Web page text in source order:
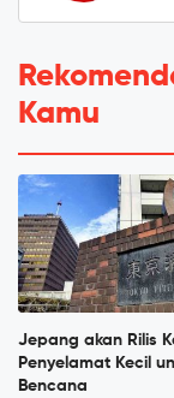
Kamu
Jepang akan Rilis
Penyelamat Kecil
Bencana